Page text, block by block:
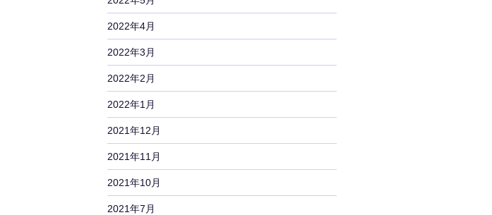
2022年4月
2022年3月
2022年2月
2022年1月
2021年12月
2021年11月
2021年10月
2021年7月